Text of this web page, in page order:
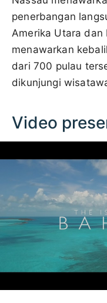
penerbangan
Amerika Utara dan
menawarkan
dari 700 pulau
dikunjungi
Video